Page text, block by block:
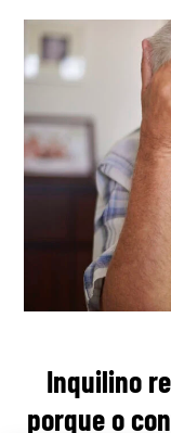
Inquilino
porque o